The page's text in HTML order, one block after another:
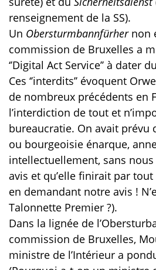
renseignement de la SS).
Un Obersturmbannfürher non
commission de Bruxelles a
‘’Digital Act Service’’ à dater
Ces ‘’interdits’’ évoquent
de nombreux précédents en
l’interdiction de tout et
bureaucratie. On avait prévu
ou bourgeoisie énarque,
intellectuellement, sans
avis et qu’elle finirait par
en demandant notre avis !
Talonnette Premier ?).
Dans la lignée de
commission de Bruxelles,
ministre de l’Intérieur a